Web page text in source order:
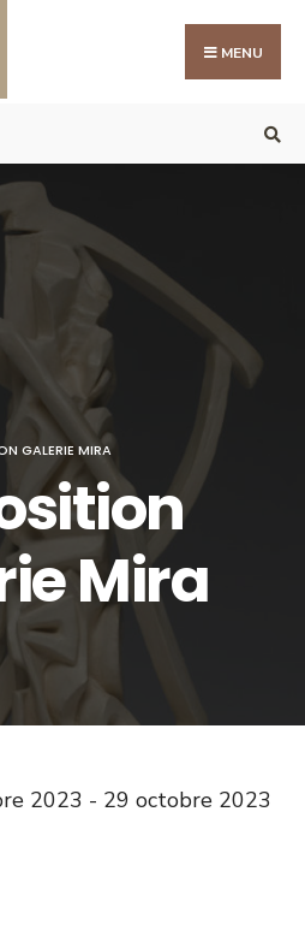
MENU
GALERIE MIRA
Mira
2023 - 29 octobre 2023